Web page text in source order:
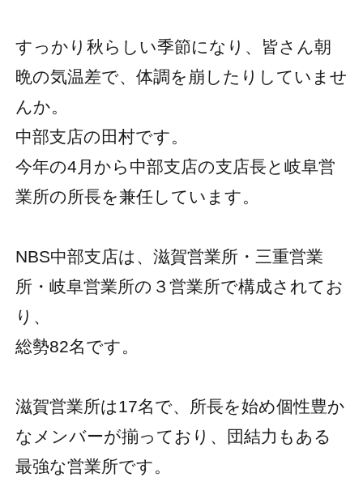
すっかり秋らしい季節になり、皆さん朝
晩の気温差で、体調を崩したりしていませ
んか。
中部支店の田村です。
今年の4月から中部支店の支店長と岐阜営
業所の所長を兼任しています。
NBS中部支店は、滋賀営業所・三重営業
所・岐阜営業所の３営業所で構成されてお
り、
総勢82名です。
滋賀営業所は17名で、所長を始め個性豊か
なメンバーが揃っており、団結力もある
最強な営業所です。